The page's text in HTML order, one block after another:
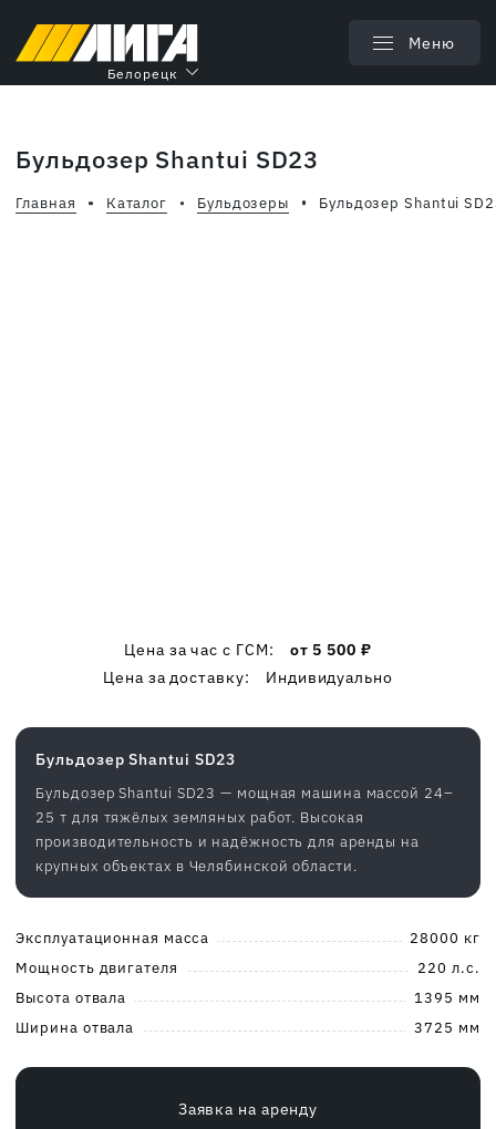
Белорецк
Меню
Бульдозер Shantui SD23
Главная Каталог Бульдозеры Бульдозер Shantui
Цена за час c ГСМ:
от 5 500 ₽
Цена за доставку:
Индивидуально
Бульдозер Shantui SD23
Бульдозер Shantui SD23 — мощная машина массой 24–
25 т для тяжёлых земляных работ. Высокая
производительность и надёжность для аренды на
крупных объектах в Челябинской области.
Эксплуатационная масса
28000 кг
Мощность двигателя
220 л.с.
Высота отвала
1395 мм
Ширина отвала
3725 мм
Заявка на аренду